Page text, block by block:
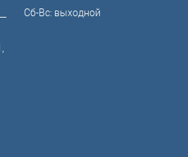
Сб-Вс: выходной